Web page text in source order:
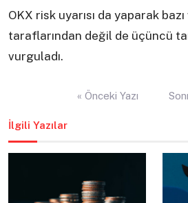
OKX risk uyarısı da yaparak
taraflarından değil de üçüncü
vurguladı.
« Önceki Yazı
İlgili Yazılar